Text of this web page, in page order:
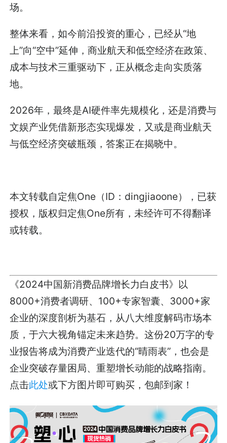
场。
整体来看，如今前沿投资的重心，已经从“地
上”向“空中”延伸，商业航天和低空经济在政策、
成本与技术三重驱动下，正从概念走向实质落
地。
2026年，最终是AI硬件率先规模化，还是消费与
文娱产业凭借新形态实现爆发，又或是商业航天
与低空经济突破瓶颈，答案正在揭晓中。
本文转载自定焦One（ID：dingjiaoone），已获
授权，版权归定焦One所有，未经许可不得翻译
或转载。
《2024中国新消费品牌增长力白皮书》以
8000+消费者调研、100+专家智囊、3000+家
企业的深度剖析为基石，从八大维度解码市场本
质，于六大视角锚定未来趋势。这份20万字的专
业报告将成为消费产业迭代的“晴雨表”，也会是
企业突破存量困局、重塑增长动能的战略指南。
点击此处或下方图片即可购买，包邮到家！